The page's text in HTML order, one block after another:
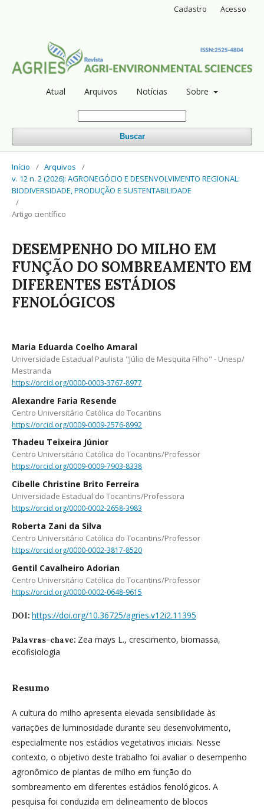
Atual Arquivos Notícias Sobre
Buscar
Cadastro Acesso
Início / Arquivos
/
v. 12 n. 2 (2026): AGRONEGÓCIO E DESENVOLVIMENTO REGIONAL:
BIODIVERSIDADE, PRODUÇÃO E SUSTENTABILIDADE
/
Artigo científico
DESEMPENHO DO MILHO EM
FUNÇÃO DO SOMBREAMENTO EM
DIFERENTES ESTÁDIOS
FENOLÓGICOS
Maria Eduarda Coelho Amaral
Universidade Estadual Paulista "Júlio de Mesquita Filho" - Unesp/
Mestranda
https://orcid.org/0000-0003-3767-8977
Alexandre Faria Resende
Centro Universitário Católica do Tocantins
https://orcid.org/0009-0009-2576-8992
Thadeu Teixeira Júnior
Centro Universitário Católica do Tocantins/Professor
https://orcid.org/0009-0009-7903-8338
Cibelle Christine Brito Ferreira
Universidade Estadual do Tocantins/Professora
https://orcid.org/0000-0002-2658-3983
Roberta Zani da Silva
Centro Universitário Católica do Tocantins/Professor
https://orcid.org/0000-0002-3817-8520
Gentil Cavalheiro Adorian
Centro Universitário Católica do Tocantins/Professor
https://orcid.org/0000-0002-0648-9615
DOI: https://doi.org/10.36725/agries.v12i2.11395
Palavras-chave: Zea mays L., crescimento, biomassa,
ecofisiologia
Resumo
A cultura do milho apresenta elevada sensibilidade às
variações de luminosidade durante seu desenvolvimento,
especialmente nos estádios vegetativos iniciais. Nesse
contexto, o objetivo deste trabalho foi avaliar o desempenho
agronômico de plantas de milho em função do
sombreamento em diferentes estádios fenológicos. A
pesquisa foi conduzida em delineamento de blocos